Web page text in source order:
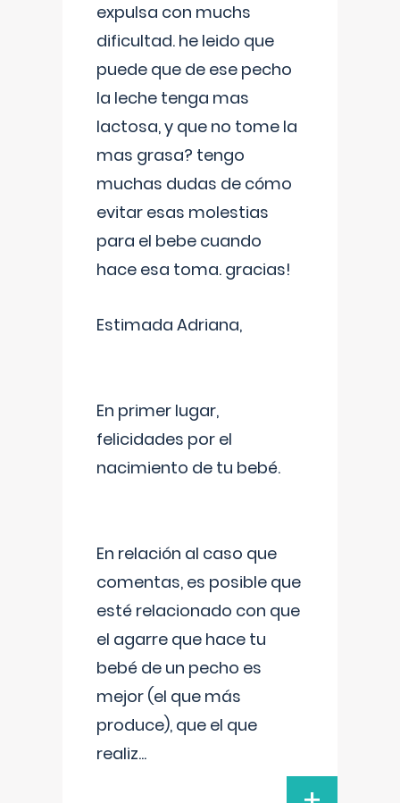
expulsa con muchs
dificultad. he leido que
puede que de ese pecho
la leche tenga mas
lactosa, y que no tome la
mas grasa? tengo
muchas dudas de cómo
evitar esas molestias
para el bebe cuando
hace esa toma. gracias!
Estimada Adriana,
En primer lugar,
felicidades por el
nacimiento de tu bebé.
En relación al caso que
comentas, es posible que
esté relacionado con que
el agarre que hace tu
bebé de un pecho es
mejor (el que más
produce), que el que
realiz...